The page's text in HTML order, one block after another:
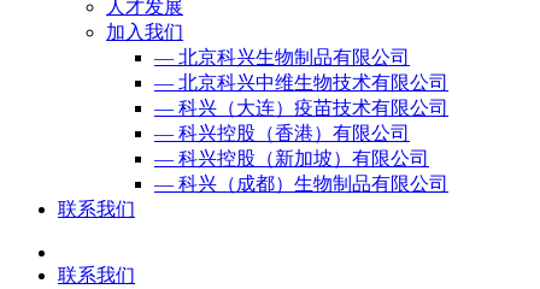
人才发展
加入我们
— 北京科兴生物制品有限公司
— 北京科兴中维生物技术有限公司
— 科兴（大连）疫苗技术有限公司
— 科兴控股（香港）有限公司
— 科兴控股（新加坡）有限公司
— 科兴（成都）生物制品有限公司
联系我们
联系我们